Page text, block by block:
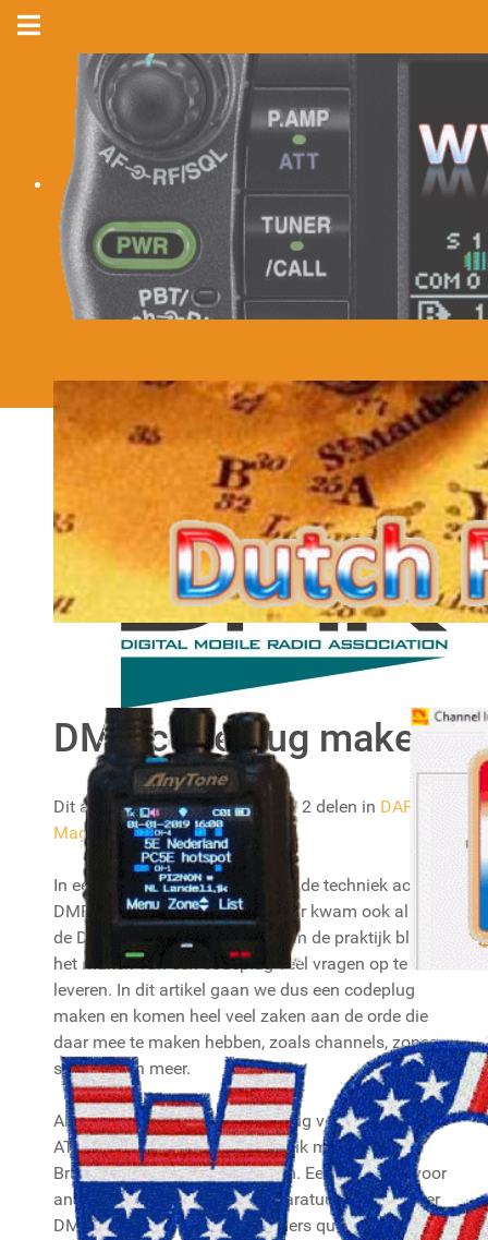
DMR Codeplug maken
DMR codeplug maken
Dit artikel is ook gepubliceerd in 2 delen in DARU
Magazine, vanaf nummer 7.
In een eerdereartikelserie
heb ik de techniek achter
DMR uit de doeken gedaan. Daar kwam ook al kort
de DMR codeplug aan de orde. In de praktijk blijkt
het maken van een codeplug veel vragen op te
leveren. In dit artikel gaan we dus een codeplug
maken en komen heel veel zaken aan de orde die
daar mee te maken hebben, zoals channels, zones,
scanlists en meer.
Als voorbeeld wordt een codeplug voor de Anytone
AT-D878UV portofoon die gebruik maakt van het
Brandmeister netwerk genomen. Een codeplug voor
andere merk en type DMR apparatuur of een ander
DMR netwerk is weliswaar anders qua uiterlijk en